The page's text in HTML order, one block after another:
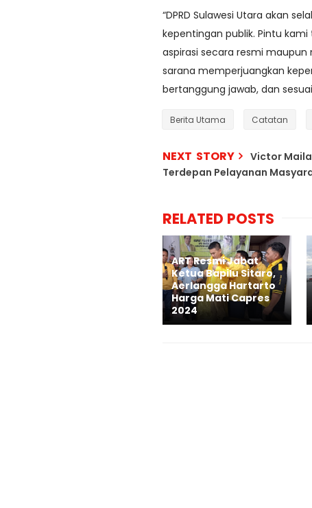
“DPRD Sulawesi Utara akan
kepentingan publik. Pintu
aspirasi secara resmi maupun
sarana memperjuangkan
bertanggung jawab, dan
Berita Utama Catatan
NEXT STORY
Victor
Terdepan Pelayanan
RELATED POSTS
ART Resmi Jabat
Ketua Bapilu Sitaro,
Aerlangga Hartarto
Harga Mati Capres
2024